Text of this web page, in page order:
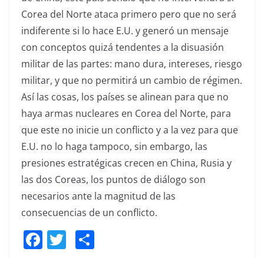
Corea del Norte ataca primero pero que no será
indiferente si lo hace E.U. y generó un mensaje
con conceptos quizá tendentes a la disuasión
militar de las partes: mano dura, intereses, riesgo
militar, y que no permitirá un cambio de régimen.
Así las cosas, los países se alinean para que no
haya armas nucleares en Corea del Norte, para
que este no inicie un conflicto y a la vez para que
E.U. no lo haga tampoco, sin embargo, las
presiones estratégicas crecen en China, Rusia y
las dos Coreas, los puntos de diálogo son
necesarios ante la magnitud de las
consecuencias de un conflicto.
F T